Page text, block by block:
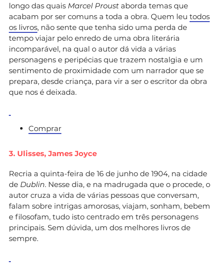
longo das quais Marcel Proust aborda temas que
acabam por ser comuns a toda a obra. Quem leu todos
os livros, não sente que tenha sido uma perda de
tempo viajar pelo enredo de uma obra literária
incomparável, na qual o autor dá vida a várias
personagens e peripécias que trazem nostalgia e um
sentimento de proximidade com um narrador que se
prepara, desde criança, para vir a ser o escritor da obra
que nos é deixada.
Comprar
3. Ulisses, James Joyce
Recria a quinta-feira de 16 de junho de 1904, na cidade
de Dublin. Nesse dia, e na madrugada que o procede, o
autor cruza a vida de várias pessoas que conversam,
falam sobre intrigas amorosas, viajam, sonham, bebem
e filosofam, tudo isto centrado em três personagens
principais. Sem dúvida, um dos melhores livros de
sempre.